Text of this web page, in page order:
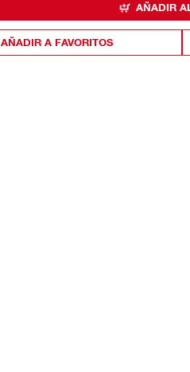
AÑADIR
AÑADIR A FAVORITOS